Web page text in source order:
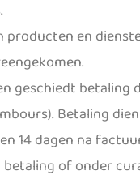
en
geschiedt
Betaling
14 dagen na
of onder